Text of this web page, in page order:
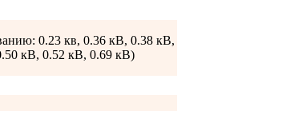
0.23 кв, 0.36 кВ, 0.38 кВ,
кВ, 0.52 кВ, 0.69 кВ)